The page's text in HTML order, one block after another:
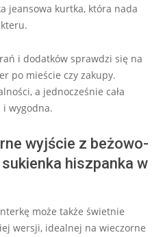
jeansowa kurtka, która nada
i dodatków sprawdzi się na
po mieście czy zakupy.
a jednocześnie cała
i wygodna.
wyjście z beżowo-
hiszpanka w
może także świetnie
wersji, idealnej na wieczorne